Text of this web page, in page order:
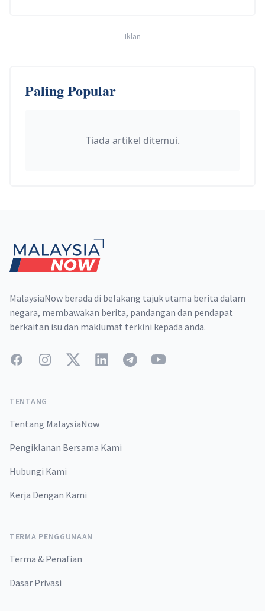
- Iklan -
Paling Popular
Tiada artikel ditemui.
MalaysiaNow berada di belakang tajuk utama berita dalam
negara, membawakan berita, pandangan dan pendapat
berkaitan isu dan maklumat terkini kepada anda.
FacebookInstagramTwitterLinkedInTelegramYouTube
TENTANG
Tentang MalaysiaNow
Pengiklanan Bersama Kami
Hubungi Kami
Kerja Dengan Kami
TERMA PENGGUNAAN
Terma & Penafian
Dasar Privasi